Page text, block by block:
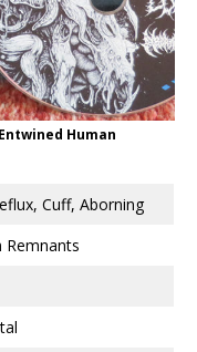
Human
Cuff, Aborning
Remnants